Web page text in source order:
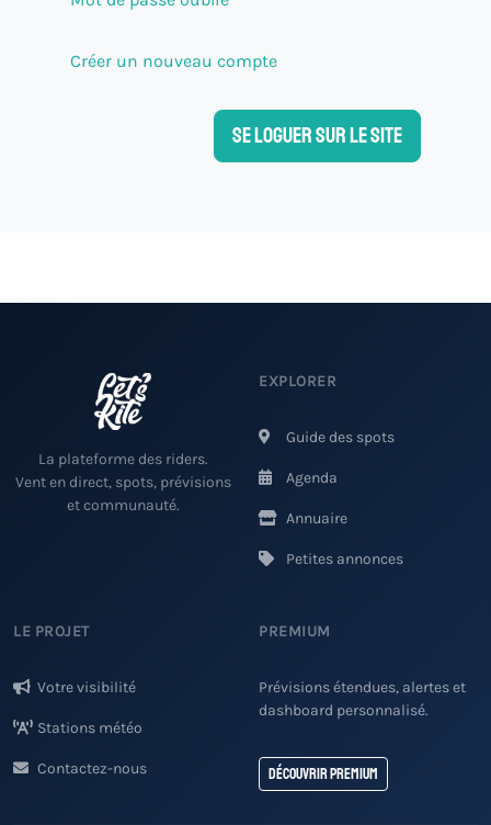
Créer un nouveau compte
Se loguer sur le site
La plateforme des riders.
Vent en direct, spots, prévisions
et communauté.
EXPLORER
Guide des spots
Agenda
Annuaire
Petites annonces
LE PROJET
Votre visibilité
Stations météo
Contactez-nous
PREMIUM
Prévisions étendues, alertes et
dashboard personnalisé.
Découvrir Premium